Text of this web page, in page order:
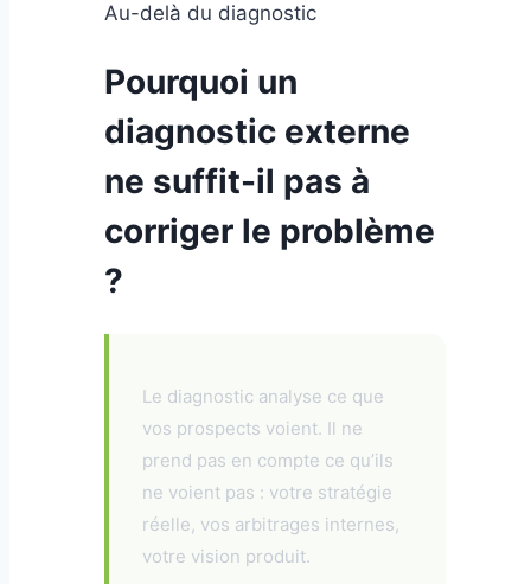
Au-delà du diagnostic
Pourquoi un
diagnostic externe
ne suffit-il pas à
corriger le problème
?
Le diagnostic analyse ce que
vos prospects voient. Il ne
prend pas en compte ce qu’ils
ne voient pas : votre stratégie
réelle, vos arbitrages internes,
votre vision produit.